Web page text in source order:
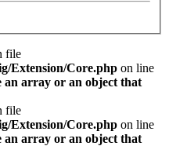
file
Extension/Core.php on line
an array or an object that
file
Extension/Core.php on line
an array or an object that